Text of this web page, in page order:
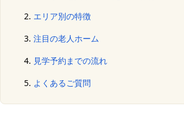
エリア別の特徴
注目の老人ホーム
見学予約までの流れ
よくあるご質問